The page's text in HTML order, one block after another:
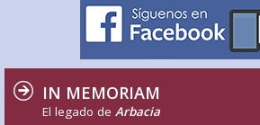
IN MEMORIAM
El legado de Arbacia